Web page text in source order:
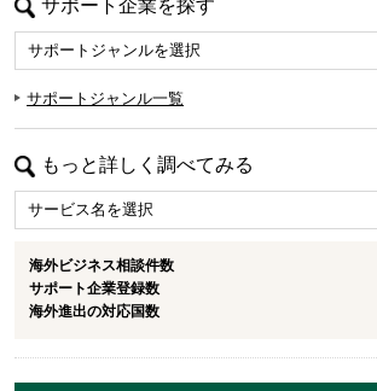
サポート企業を探す
サポートジャンル一覧
もっと詳しく調べてみる
海外ビジネス相談件数
サポート企業登録数
海外進出の対応国数